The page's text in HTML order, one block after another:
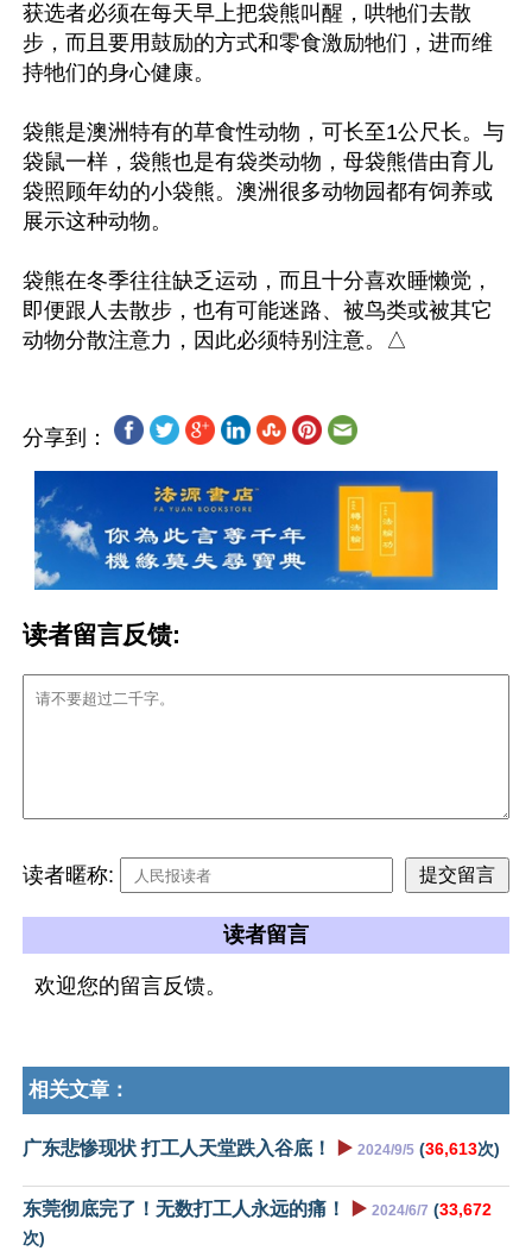
获选者必须在每天早上把袋熊叫醒，哄牠们去散
步，而且要用鼓励的方式和零食激励牠们，进而维
持牠们的身心健康。
袋熊是澳洲特有的草食性动物，可长至1公尺长。与
袋鼠一样，袋熊也是有袋类动物，母袋熊借由育儿
袋照顾年幼的小袋熊。澳洲很多动物园都有饲养或
展示这种动物。
袋熊在冬季往往缺乏运动，而且十分喜欢睡懒觉，
即便跟人去散步，也有可能迷路、被鸟类或被其它
分享到：
读者留言反馈:
读者暱称:
读者留言
欢迎您的留言反馈。
相关文章：
广东悲惨现状 打工人天堂跌入谷底！ ▶️ 2024/9/5 (36,613次)
东莞彻底完了！无数打工人永远的痛！ ▶️ 2024/6/7 (33,672
次)